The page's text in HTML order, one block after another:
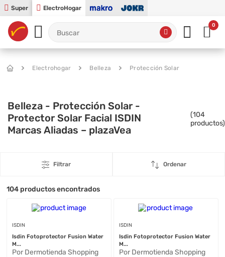
Super ElectroHogar
0
Electrohogar Belleza Protección Solar
Belleza - Protección Solar -
Protector Solar Facial ISDIN
Marcas Aliadas – plazaVea
(104
productos)
Filtrar Ordenar
104 productos encontrados
ISDIN
Isdin Fotoprotector Fusion Water
M...
Por Dermotienda Shopping
ISDIN
Isdin Fotoprotector Fusion Water
M...
Por Dermotienda Shopping